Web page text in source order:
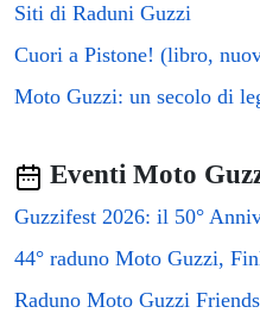
Siti di Raduni Guzzi
Cuori a Pistone! (libro,
Moto Guzzi: un secolo di
Eventi Moto
44° raduno Moto Guzzi,
Raduno Moto Guzzi